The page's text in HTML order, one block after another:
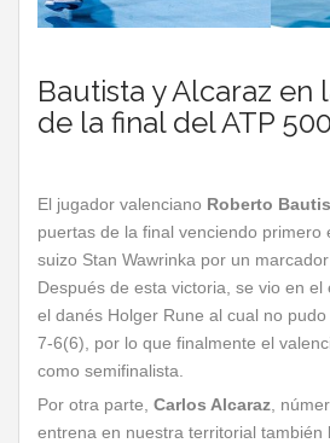
Bautista y Alcaraz en
de la final del ATP
El jugador valenciano Roberto
puertas de la final venciendo primero
suizo Stan Wawrinka por un
Después de esta victoria, se vio en
el danés Holger Rune al cual no
7-6(6), por lo que finalmente el
como semifinalista.
Por otra parte, Carlos Alcaraz ,
entrena en nuestra territorial también